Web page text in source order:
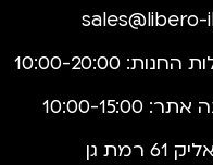
sales@libero-
10:00-20:00
15:00
רמת גן